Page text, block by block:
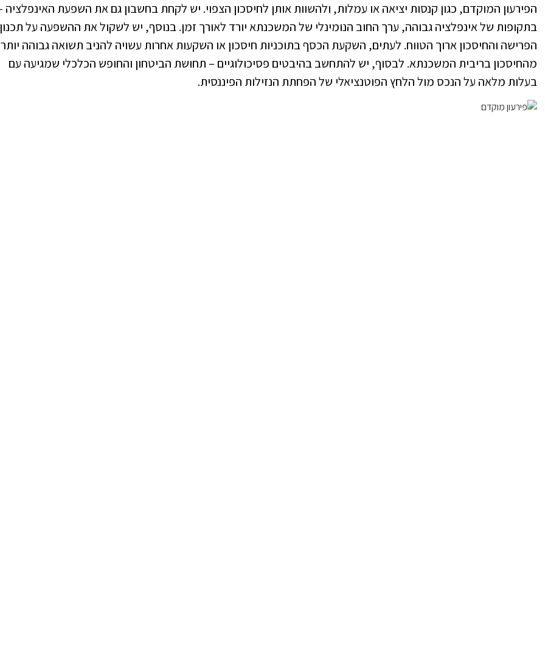
הפירעון המוקדם, כגון קנסות יציאה או עמלות, ולהשוות אותן לחיסכון הצפוי. יש לקחת בחשבון גם את השפעת האינפלציה
בתקופות של אינפלציה גבוהה, ערך החוב הנומינלי של המשכנתא יורד לאורך זמן. בנוסף, יש לשקול את ההשפעה על
הפרישה והחיסכון ארוך הטווח. לעתים, השקעת הכסף בתוכניות חיסכון או השקעות אחרות עשויה להניב תשואה גבוהה יותר
מהחיסכון בריבית המשכנתא. לבסוף, יש להתחשב בהיבטים פסיכולוגיים – תחושת הביטחון והחופש הכלכלי שמגיעה עם
בעלות מלאה על הנכס מול הלחץ הפוטנציאלי של הפחתת הנזילות הפיננסית.